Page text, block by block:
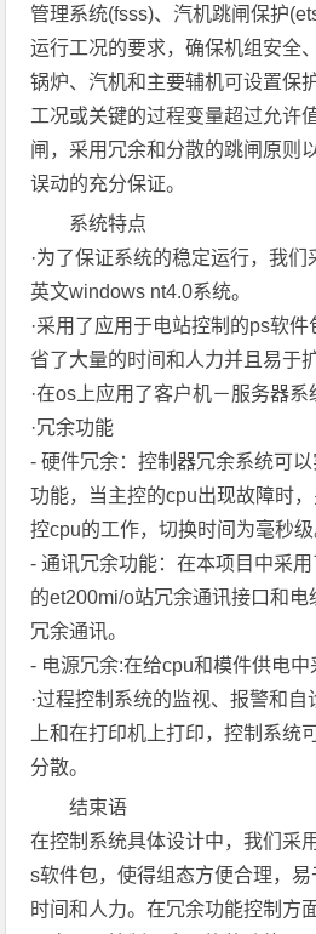
管理系统(fsss)、汽机跳闸保护
运行工况的要求，确保机组安全
锅炉、汽机和主要辅机可设置保
工况或关键的过程变量超过允许
闸，采用冗余和分散的跳闸原则
误动的充分保证。
系统特点
·为了保证系统的稳定运行，我
英文windows nt4.0系统。
·采用了应用于电站控制的ps软
省了大量的时间和人力并且易于
·在os上应用了客户机－服务器系
·冗余功能
- 硬件冗余：控制器冗余系统可
功能，当主控的cpu出现故障时
控cpu的工作，切换时间为毫秒级
- 通讯冗余功能：在本项目中采
的et200mi/o站冗余通讯接口和
冗余通讯。
- 电源冗余:在给cpu和模件供电中
·过程控制系统的监视、报警和
上和在打印机上打印，控制系统
分散。
结束语
在控制系统具体设计中，我们采
s软件包，使得组态方便合理，
时间和人力。在冗余功能控制方